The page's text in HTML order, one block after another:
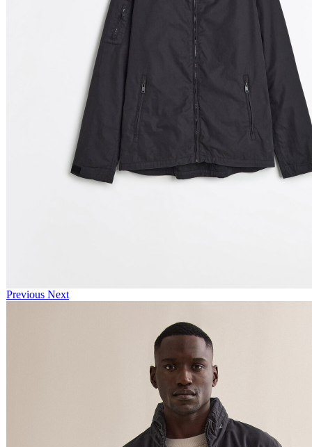
Previous Next